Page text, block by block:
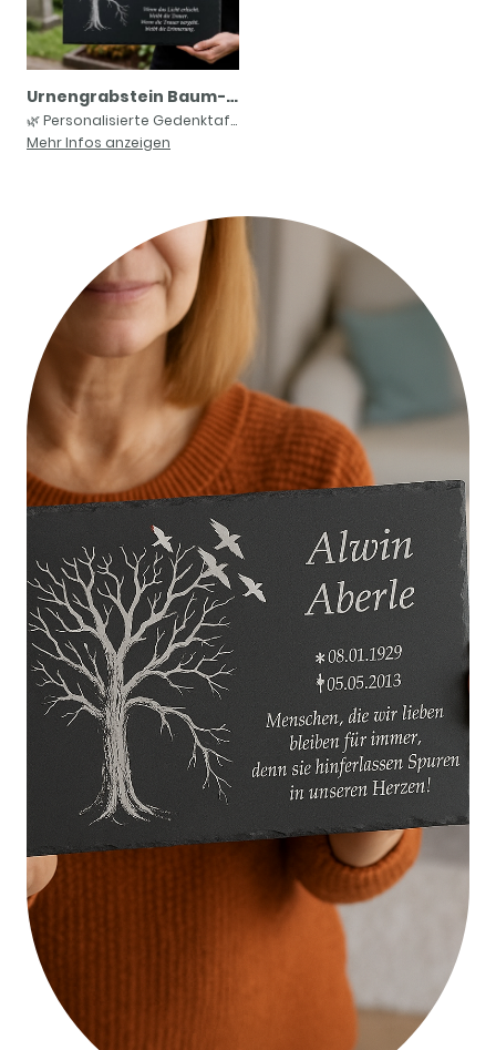
Urnengrabstein Baum-Motiv & Ständer Grabstein Grabschmuck, Gedenktafel 30x20cm, Naturschiefer, Personalisiert, Wetterfeste Grabplattet
🌿Personalisierte Gedenktafel aus Naturschiefer – Große Schieferplatte 30x20 cm mit kostenlosem Ständer! - memorial - grabschmuck - grave marker - memorial plaqueEin stiller Gruß an einen geliebten Menschen – diese hochwertige Gedenktafel aus echtem Schiefer ist ein liebevoll gestaltetes Erinnerungsstück für Urnengräber, Gedenkstätten oder den privaten Garten. Das Symbol des Lebensbaums, begleitet von fallenden Blättern und sanft fliegenden Vögeln, steht für die Kraft des Lebens, den ewigen Kreislauf und die Hoffnung auf ein Wiedersehen.Volker schreibt: Ich bin nicht nur sehr zufrieden sondern begeistert!!Textvorschläge für die Grabplatte mit Lebensbaum:„Wie ein Baum wurdest du zum Himmel getragen.“„In den Zweigen des Lebens ruhst du in Frieden.“„Heimgekehrt – frei wie ein Vogel, stark wie ein Baum.“„Dein Leben war ein Baum – deine Seele fliegt mit den Vögeln.“„Im Schatten des Lebensbaums – getragen von stillen Flügeln.“„Die Seele fliegt, der Baum bleibt – in unseren Herzen.“„Wie Vögel im Wind – du bist frei, aber nie fort.“„Wenn das Licht erlischt, bleibt die Trauer. Wenn die Trauer vergeht, bleibt die Erinnerung."Günstige Grabplatte die sich jeder Leisten kann. Sparen Sie bis zu 80% im Vergleich zu Angeboten vom Steinmetz.Wie sieht die Gravur aus? Die Gravur ist nach dem Lasern Hellgrau bis Grau. Ja nach Härte und Beschaffenheit des Steins kann die Gravur Farbe leicht variieren.
Mehr Infos anzeigen